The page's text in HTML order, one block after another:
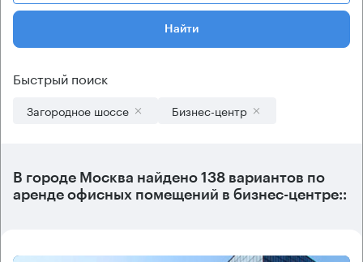
Найти
Быстрый поиск
Загородное шоссе Бизнес-центр
В городе Москва найдено 138 вариантов по
аренде офисных помещений в бизнес-центре::